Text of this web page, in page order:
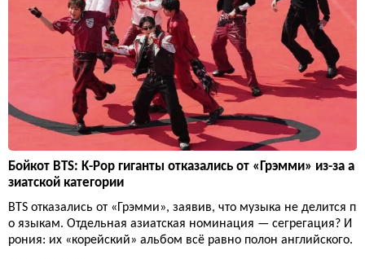
Бойкот BTS: K-Pop гиганты отказались от «Грэмми» из-за а
зиатской категории
BTS отказались от «Грэмми», заявив, что музыка не делится п
о языкам. Отдельная азиатская номинация — сегрегация? И
рония: их «корейский» альбом всё равно полон английского.